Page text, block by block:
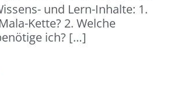
und Lern-Inhalte: 1.
Kette? 2. Welche
ich? […]